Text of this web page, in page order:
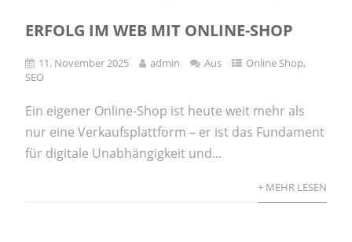
ERFOLG IM WEB MIT ONLINE-SHOP
11. November 2025 admin Aus Online Shop,
SEO
Ein eigener Online-Shop ist heute weit mehr als
nur eine Verkaufsplattform – er ist das Fundament
für digitale Unabhängigkeit und...
+ MEHR LESEN